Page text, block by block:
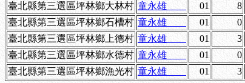
臺北縣第三選區坪林鄉大林村 童永雄 01 8
臺北縣第三選區坪林鄉石槽村 童永雄 01 0
臺北縣第三選區坪林鄉上德村 童永雄 01 3
臺北縣第三選區坪林鄉水德村 童永雄 01 0
臺北縣第三選區坪林鄉漁光村 童永雄 01 3